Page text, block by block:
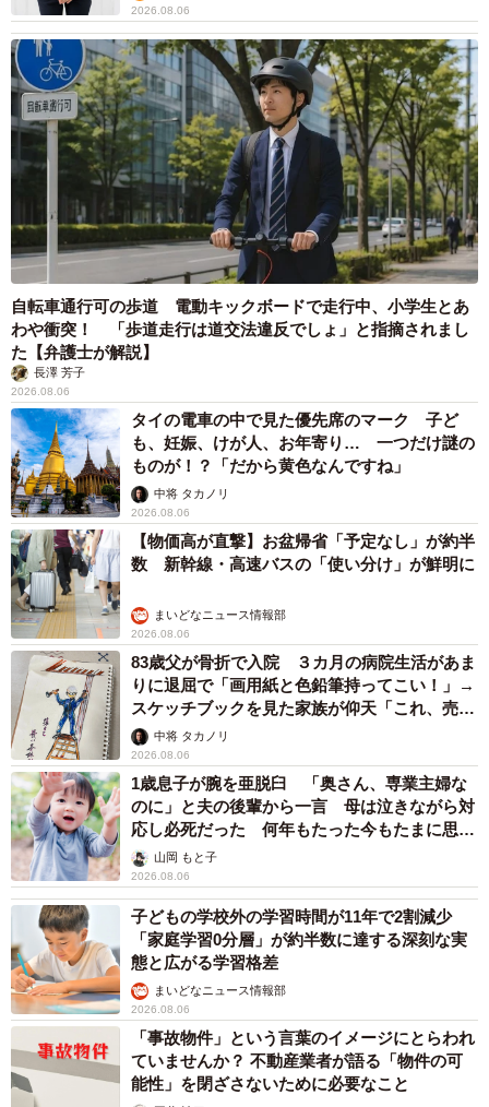
4/5
扉がなかなか閉まらず、餌だけが減っていった＝ちまきなころんさん
（@chimakinakoron）提供
タクオくんは見知らぬ土地で迷子になり、どこにいるのか
全くわからない状態でさまよい続け、エリザベスカラーを
装着しているため、満足にご飯も食べられるず、発信者の
敷地内にたどり着いたようだった。
カラーをつけているのでうまく食べられない＝ちまきなころんさん
（@chimakinakoron）提供
片目の視力を失ったタクオくん。今は、ちまきなころんさ
んの家で幸せにしているという。
2026.08.06
自転車通行可の歩道 電動キックボードで走行中、小学生とあ
わや衝突！ 「歩道走行は道交法違反でしょ」と指摘されまし
た【弁護士が解説】
長澤 芳子
2026.08.06
タイの電車の中で見た優先席のマーク 子ど
も、妊娠、けが人、お年寄り… 一つだけ謎の
ものが！？「だから黄色なんですね」
中将 タカノリ
2026.08.06
【物価高が直撃】お盆帰省「予定なし」が約半
数 新幹線・高速バスの「使い分け」が鮮明に
まいどなニュース情報部
2026.08.06
83歳父が骨折で入院 ３カ月の病院生活があま
りに退屈で「画用紙と色鉛筆持ってこい！」→
スケッチブックを見た家族が仰天「これ、売れ
ますよ…」
中将 タカノリ
2026.08.06
1歳息子が腕を亜脱臼 「奥さん、専業主婦な
のに」と夫の後輩から一言 母は泣きながら対
応し必死だった 何年もたった今もたまに思い
出し…山岡 もと子
2026.08.06
子どもの学校外の学習時間が11年で2割減少
「家庭学習0分層」が約半数に達する深刻な実
態と広がる学習格差
まいどなニュース情報部
2026.08.06
「事故物件」という言葉のイメージにとらわれ
ていませんか？ 不動産業者が語る「物件の可
能性」を閉ざさないために必要なこと